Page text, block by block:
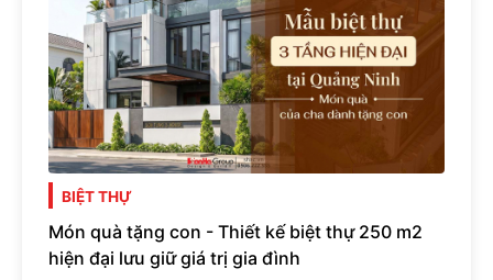
BIỆT THỰ
Món quà tặng con - Thiết kế biệt thự 250 m2
hiện đại lưu giữ giá trị gia đình